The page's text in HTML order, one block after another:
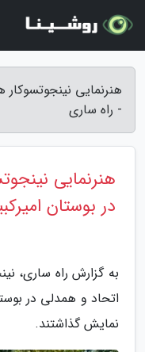
هنرنمایی نینجوتسوکار
- راه ساری
هنرنمایی
در بوستان
به گزارش راه ساری،
اتحاد و همدلی در
نمایش گذاشتند.